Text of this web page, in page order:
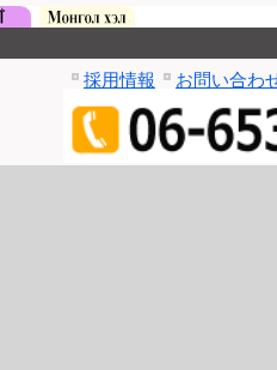
採用情報 お問い合わ